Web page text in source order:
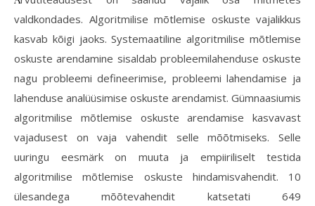
valdkondades. Algoritmilise mõtlemise oskuste vajalikkus
kasvab kõigi jaoks. Systemaatiline algoritmilise mõtlemise
oskuste arendamine sisaldab probleemilahenduse oskuste
nagu probleemi defineerimise, probleemi lahendamise ja
lahenduse analüüsimise oskuste arendamist. Gümnaasiumis
algoritmilise mõtlemise oskuste arendamise kasvavast
vajadusest on vaja vahendit selle mõõtmiseks. Selle
uuringu eesmärk on muuta ja empiiriliselt testida
algoritmilise mõtlemise oskuste hindamisvahendit. 10
ülesandega mõõtevahendit katsetati 649